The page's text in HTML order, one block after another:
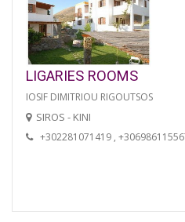
LIGARIES ROOMS
IOSIF DIMITRIOU RIGOUTSOS
SIROS - KINI
+302281071419 ,